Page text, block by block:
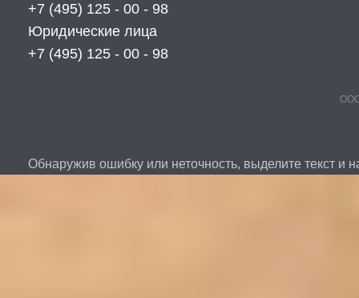
+7 (495) 125 - 00 - 98
Юридические лица
+7 (495) 125 - 00 - 98
ООО
Обнаружив ошибку или неточность, выделите текст и